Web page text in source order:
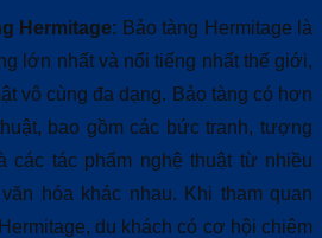
Hermitage: Bảo tàng Hermitage là
lớn nhất và nổi tiếng nhất thế giới,
vô cùng đa dạng. Bảo tàng có hơn
bao gồm các bức tranh, tượng
các tác phẩm nghệ thuật từ nhiều
hóa khác nhau. Khi tham quan
du khách có cơ hội chiêm